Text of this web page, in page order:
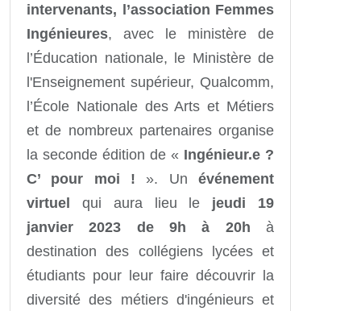
intervenants, l’association Femmes
Ingénieures, avec le ministère de
l’Éducation nationale, le Ministère de
l'Enseignement supérieur, Qualcomm,
l’École Nationale des Arts et Métiers
et de nombreux partenaires organise
la seconde édition de « Ingénieur.e ?
C’ pour moi ! ». Un événement
virtuel qui aura lieu le jeudi 19
janvier 2023 de 9h à 20h à
destination des collégiens lycées et
étudiants pour leur faire découvrir la
diversité des métiers d'ingénieurs et